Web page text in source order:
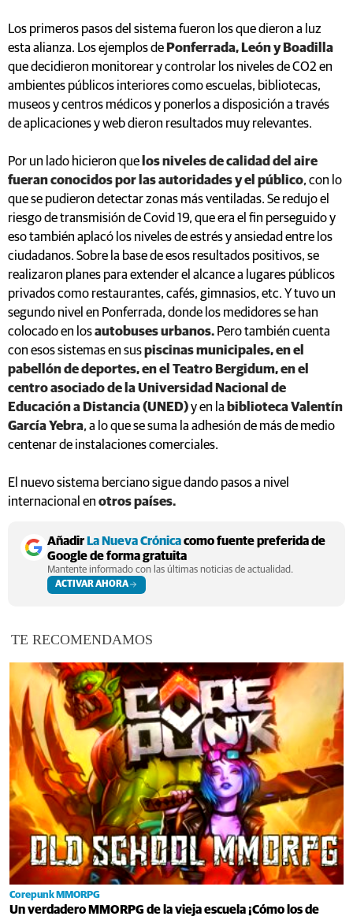
Los primeros pasos del sistema fueron los que dieron a luz
esta alianza. Los ejemplos de Ponferrada, León y Boadilla
que decidieron monitorear y controlar los niveles de CO2 en
ambientes públicos interiores como escuelas, bibliotecas,
museos y centros médicos y ponerlos a disposición a través
de aplicaciones y web dieron resultados muy relevantes.
Por un lado hicieron que los niveles de calidad del aire
fueran conocidos por las autoridades y el público, con lo
que se pudieron detectar zonas más ventiladas. Se redujo el
riesgo de transmisión de Covid 19, que era el fin perseguido y
eso también aplacó los niveles de estrés y ansiedad entre los
ciudadanos. Sobre la base de esos resultados positivos, se
realizaron planes para extender el alcance a lugares públicos
privados como restaurantes, cafés, gimnasios, etc. Y tuvo un
segundo nivel en Ponferrada, donde los medidores se han
colocado en losautobuses urbanos. Pero también cuenta
con esos sistemas en suspiscinas municipales, en el
pabellón de deportes, en el Teatro Bergidum, en el
centro asociado de la Universidad Nacional de
Educación a Distancia (UNED)y en la biblioteca Valentín
García Yebra, a lo que se suma la adhesión de más de medio
centenar de instalaciones comerciales.
El nuevo sistema berciano sigue dando pasos a nivel
internacional en otros países.
AñadirLa Nueva Crónicacomo fuente preferida de
Google de forma gratuita
Mantente informado con las últimas noticias de actualidad.
ACTIVAR AHORA
TE RECOMENDAMOS
Corepunk MMORPG
Un verdadero MMORPG de la vieja escuela ¡Cómo los de